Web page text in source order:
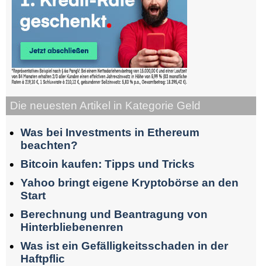
Die neuesten Artikel in Kategorie Geld
Was bei Investments in Ethereum
beachten?
Bitcoin kaufen: Tipps und Tricks
Yahoo bringt eigene Kryptobörse an den
Start
Berechnung und Beantragung von
Hinterbliebenenren
Was ist ein Gefälligkeitsschaden in der
Haftpflic